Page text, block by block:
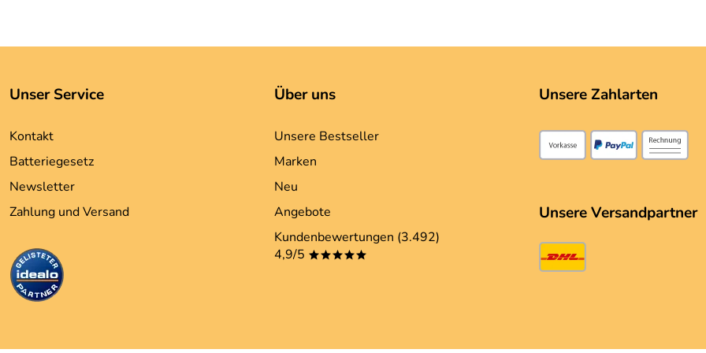
Unser Service
Kontakt
Batteriegesetz
Newsletter
Zahlung und Versand
Über uns
Unsere Bestseller
Marken
Neu
Angebote
Kundenbewertungen (3.492)
4,9/5 *****
Unsere Zahlarten
Unsere Versandpartner